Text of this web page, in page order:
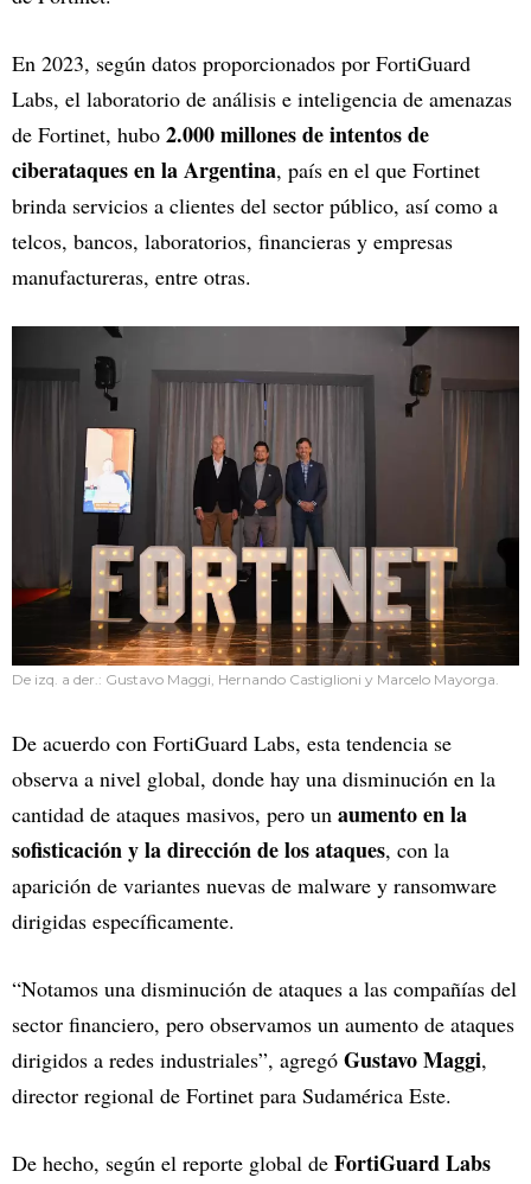
En 2023, según datos proporcionados por FortiGuard
Labs, el laboratorio de análisis e inteligencia de amenazas
de Fortinet, hubo 2.000 millones de intentos de
ciberataques en la Argentina, país en el que Fortinet
brinda servicios a clientes del sector público, así como a
telcos, bancos, laboratorios, financieras y empresas
manufactureras, entre otras.
De izq. a der.: Gustavo Maggi, Hernando Castiglioni y Marcelo Mayorga.
De acuerdo con FortiGuard Labs, esta tendencia se
observa a nivel global, donde hay una disminución en la
cantidad de ataques masivos, pero un aumento en la
sofisticación y la dirección de los ataques, con la
aparición de variantes nuevas de malware y ransomware
dirigidas específicamente.
“Notamos una disminución de ataques a las compañías del
sector financiero, pero observamos un aumento de ataques
dirigidos a redes industriales”, agregó Gustavo Maggi,
director regional de Fortinet para Sudamérica Este.
De hecho, según el reporte global de FortiGuard Labs